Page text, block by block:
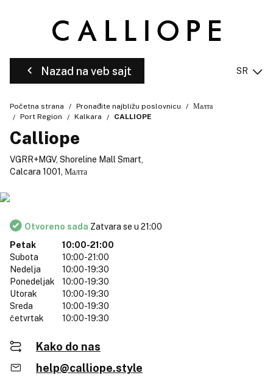
Nazad na veb sajt SR
Početna strana Pronađite najbližu poslovnicu
Малта
Port Region
Kalkara CALLIOPE
Calliope
VGRR+MGV, Shoreline Mall Smart,
Calcara 1001, Малта
Otvoreno sada Zatvara se u 21:00
Petak
10:00-21:00
Subota
10:00-21:00
Nedelja
10:00-19:30
Ponedeljak
10:00-19:30
Utorak
10:00-19:30
Sreda
10:00-19:30
četvrtak
10:00-19:30
Kako do nas
help@calliope.style